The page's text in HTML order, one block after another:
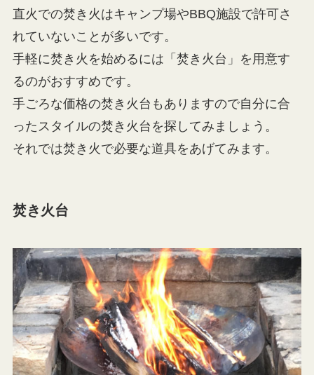
直火での焚き火はキャンプ場やBBQ施設で許可さ
れていないことが多いです。
手軽に焚き火を始めるには「焚き火台」を用意す
るのがおすすめです。
手ごろな価格の焚き火台もありますので自分に合
ったスタイルの焚き火台を探してみましょう。
それでは焚き火で必要な道具をあげてみます。
焚き火台